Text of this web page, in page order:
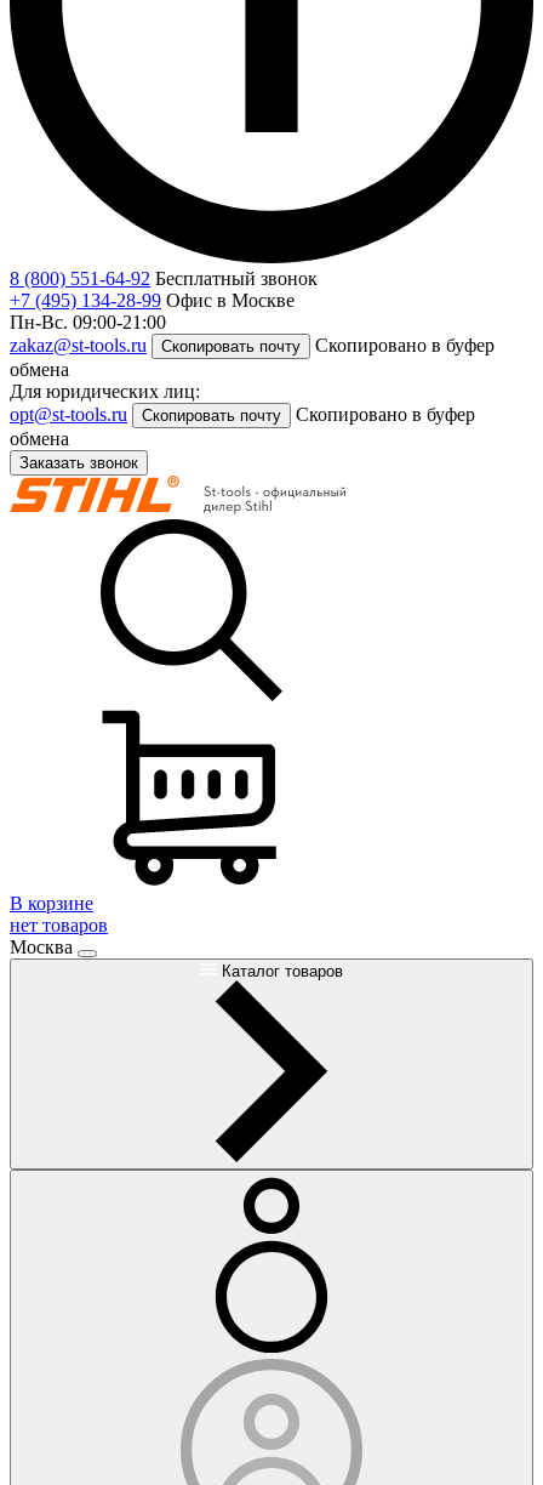
8 (800) 551-64-92 Бесплатный звонок
+7 (495) 134-28-99 Офис в Москве
Пн-Вс. 09:00-21:00
zakaz@st-tools.ru
Скопировать почту
Скопировано в буфер
обмена
Для юридических лиц:
opt@st-tools.ru
Скопировать почту
Скопировано в буфер
обмена
Заказать звонок
В корзине
нет товаров
Москва
Каталог товаров